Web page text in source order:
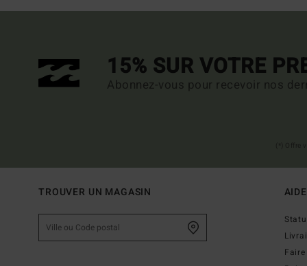
15% SUR VOTRE
Abonnez-vous pour recevoir nos
TROUVER UN MAGASIN AIDE